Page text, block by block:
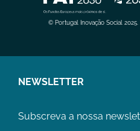
© Portugal Inovação Social
NEWSLETTER
Subscreva a nossa